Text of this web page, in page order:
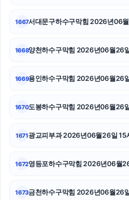
1667서대문구하수구막힘 2026년06
1668양천하수구막힘 2026년06월26
1669용인하수구막힘 2026년06월26
1670도봉하수구막힘 2026년06월26
1671광교피부과 2026년06월26일 15
1672영등포하수구막힘 2026년06월
1673금천하수구막힘 2026년06월26